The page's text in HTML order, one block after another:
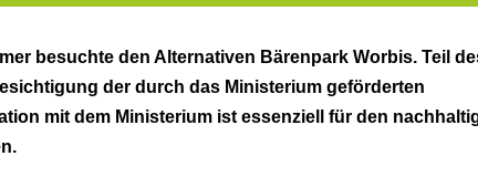
besuchte den Alternativen Bärenpark Worbis. Teil
der durch das Ministerium geförderten
mit dem Ministerium ist essenziell für den